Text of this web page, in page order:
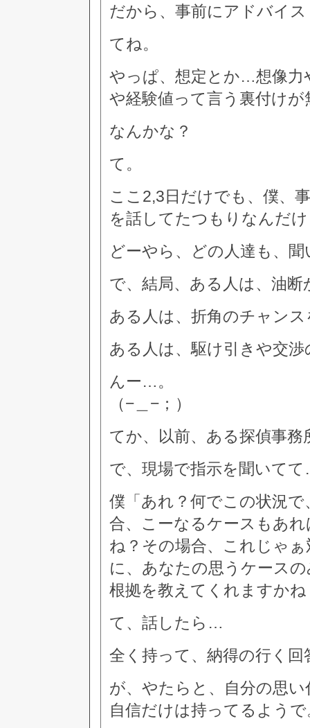
だから、事前にアドバイ
てね。
やっぱ、想定とか…想像力
や経験値って言う裏付け
なんかな？
て。
ここ2,3日だけでも、僕、
を話してたつもりなんだ
どーやら、どの人達も、
で、結局、ある人は、油
ある人は、折角のチャンス
ある人は、駆け引きや交渉
んー…。
（−＿−；）
てか、以前、ある探偵事
で、現場で指示を聞いて
僕「あれ？何でこの状況
合、こーなるケースもあ
ね？その場合、これじゃ
に、あなたの思うケース
根拠を教えてくれますかね
て、話したら…
全く持って、納得の行く回
が、やたらと、自分の思
自信だけは持ってるようで